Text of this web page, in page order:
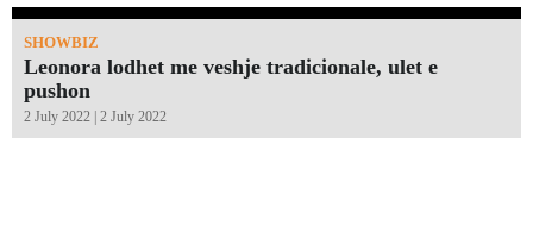
SHOWBIZ
Leonora lodhet me veshje tradicionale, ulet e
pushon
2 July 2022 | 2 July 2022